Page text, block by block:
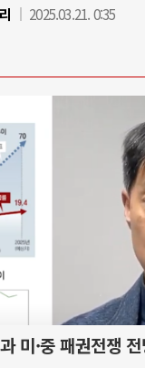
2025.03.21. 0:35
미·중 패권전쟁